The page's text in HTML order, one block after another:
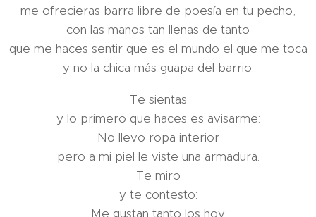
me ofrecieras barra libre de poesía en tu pecho,
con las manos tan llenas de tanto
que me haces sentir que es el mundo el que me toca
y no la chica más guapa del barrio.
Te sientas
y lo primero que haces es avisarme:
No llevo ropa interior
pero a mi piel le viste una armadura.
Te miro
y te contesto:
Me gustan tanto los hoy